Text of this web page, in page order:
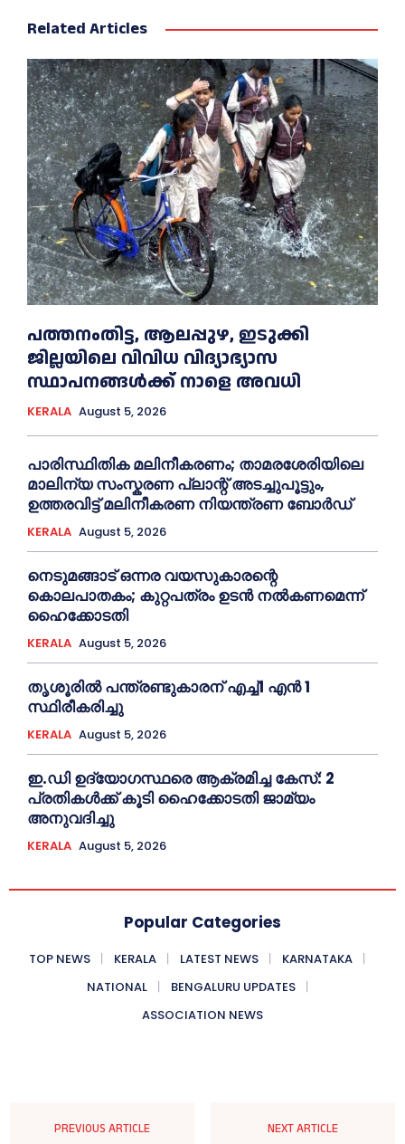
Related Articles
പത്തനംതിട്ട, ആലപ്പുഴ, ഇടുക്കി
ജില്ലയിലെ വിവിധ വിദ്യാഭ്യാസ
സ്ഥാപനങ്ങള്‍ക്ക് നാളെ അവധി
KERALA August 5, 2026
പാരിസ്ഥിതിക മലിനീകരണം; താമരശേരിയിലെ
മാലിന്യ സംസ്കരണ പ്ലാന്റ് അടച്ചുപൂട്ടും,
ഉത്തരവിട്ട് മലിനീകരണ നിയന്ത്രണ ബോർഡ്
KERALA August 5, 2026
നെടുമങ്ങാട് ഒന്നര വയസുകാരന്റെ
കൊലപാതകം; കുറ്റപത്രം ഉടന്‍ നല്‍കണമെന്ന്
ഹൈക്കോടതി
KERALA August 5, 2026
തൃശൂരില്‍ പന്ത്രണ്ടുകാരന് എച്ച്‌1 എന്‍ 1
സ്ഥിരീകരിച്ചു
KERALA August 5, 2026
ഇ.ഡി ഉദ്യോഗസ്ഥരെ ആക്രമിച്ച കേസ്: 2
പ്രതികള്‍ക്ക് കൂടി ഹൈക്കോടതി ജാമ്യം
അനുവദിച്ചു
KERALA August 5, 2026
Popular Categories
TOP NEWS KERALA LATEST NEWS
KARNATAKA
NATIONAL
BENGALURU UPDATES
ASSOCIATION NEWS
PREVIOUS ARTICLE NEXT ARTICLE